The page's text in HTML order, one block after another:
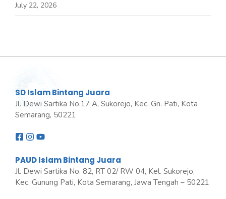
July 22, 2026
SD Islam Bintang Juara
Jl. Dewi Sartika No.17 A, Sukorejo, Kec. Gn. Pati, Kota
Semarang, 50221
PAUD Islam Bintang Juara
Jl. Dewi Sartika No. 82, RT 02/ RW 04, Kel. Sukorejo,
Kec. Gunung Pati, Kota Semarang, Jawa Tengah – 50221